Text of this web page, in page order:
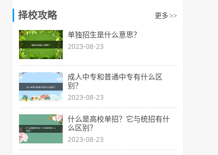
择校攻略 更多 >>
单独招生是什么意思？
2023-08-23
成人中专和普通中专有什么区
别？
2023-08-23
什么是高校单招？它与统招有什
么区别？
2023-08-23